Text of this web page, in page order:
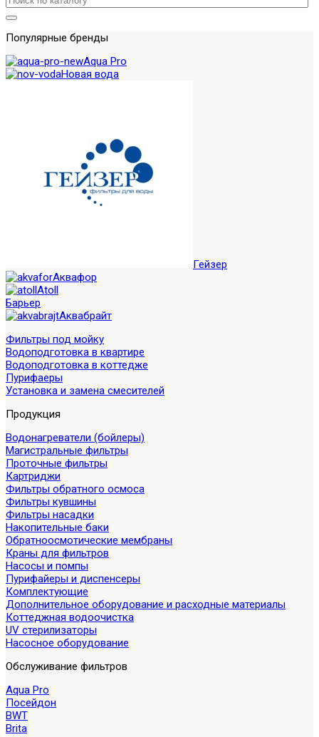
Популярные бренды
Aqua Pro
Новая вода
Гейзер
Аквафор
Atoll
Барьер
Аквабрайт
Фильтры под мойку
Водоподготовка в квартире
Водоподготовка в коттедже
Пурифаеры
Установка и замена смесителей
Продукция
Водонагреватели (бойлеры)
Магистральные фильтры
Проточные фильтры
Картриджи
Фильтры обратного осмоса
Фильтры кувшины
Фильтры насадки
Накопительные баки
Обратноосмотические мембраны
Краны для фильтров
Насосы и помпы
Пурифайеры и диспенсеры
Комплектующие
Дополнительное оборудование и расходные материалы
Коттеджная водоочистка
UV стерилизаторы
Насосное оборудование
Обслуживание фильтров
Aqua Pro
Посейдон
BWT
Brita